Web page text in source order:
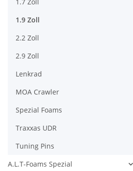
1.9 Zoll
2.2 Zoll
2.9 Zoll
Lenkrad
MOA Crawler
Spezial Foams
Traxxas UDR
Tuning Pins
A.L.T-Foams Spezial